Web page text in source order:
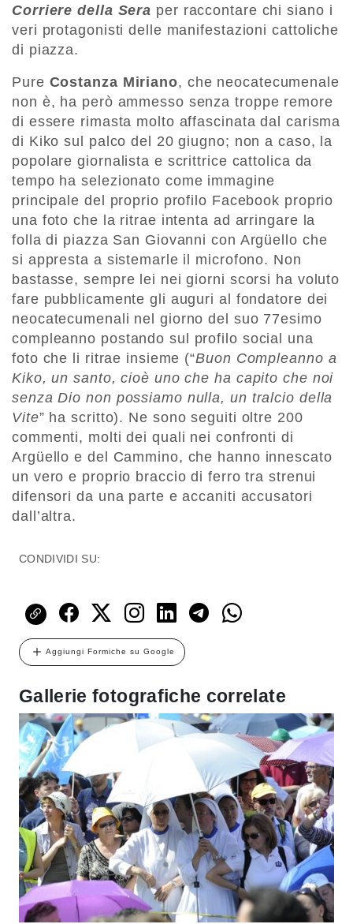
Corriere della Sera per raccontare chi siano i
veri protagonisti delle manifestazioni cattoliche
di piazza.
Pure Costanza Miriano, che neocatecumenale
non è, ha però ammesso senza troppe remore
di essere rimasta molto affascinata dal carisma
di Kiko sul palco del 20 giugno; non a caso, la
popolare giornalista e scrittrice cattolica da
tempo ha selezionato come immagine
principale del proprio profilo Facebook proprio
una foto che la ritrae intenta ad arringare la
folla di piazza San Giovanni con Argüello che
si appresta a sistemarle il microfono. Non
bastasse, sempre lei nei giorni scorsi ha voluto
fare pubblicamente gli auguri al fondatore dei
neocatecumenali nel giorno del suo 77esimo
compleanno postando sul profilo social una
foto che li ritrae insieme (“Buon Compleanno a
Kiko, un santo, cioè uno che ha capito che noi
senza Dio non possiamo nulla, un tralcio della
Vite” ha scritto). Ne sono seguiti oltre 200
commenti, molti dei quali nei confronti di
Argüello e del Cammino, che hanno innescato
un vero e proprio braccio di ferro tra strenui
difensori da una parte e accaniti accusatori
dall’altra.
CONDIVIDI SU:
Aggiungi Formiche su Google
Gallerie fotografiche correlate